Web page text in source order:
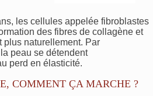
les cellules appelée fibroblastes
des fibres de collagène et
plus naturellement. Par
peau se détendent
perd en élasticité.
COMMENT ÇA MARCHE ?